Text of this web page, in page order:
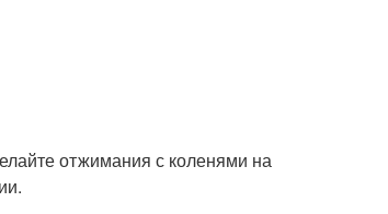
отжимания с коленями на